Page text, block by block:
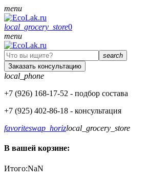
menu
local_grocery_store0
menu
search
Заказать консультацию
local_phone
+7 (926) 168-17-52 - подбор состава
+7 (925) 402-86-18 - консультация
favoriteswap_horizlocal_grocery_store
В вашей корзине:
Итого:NaN